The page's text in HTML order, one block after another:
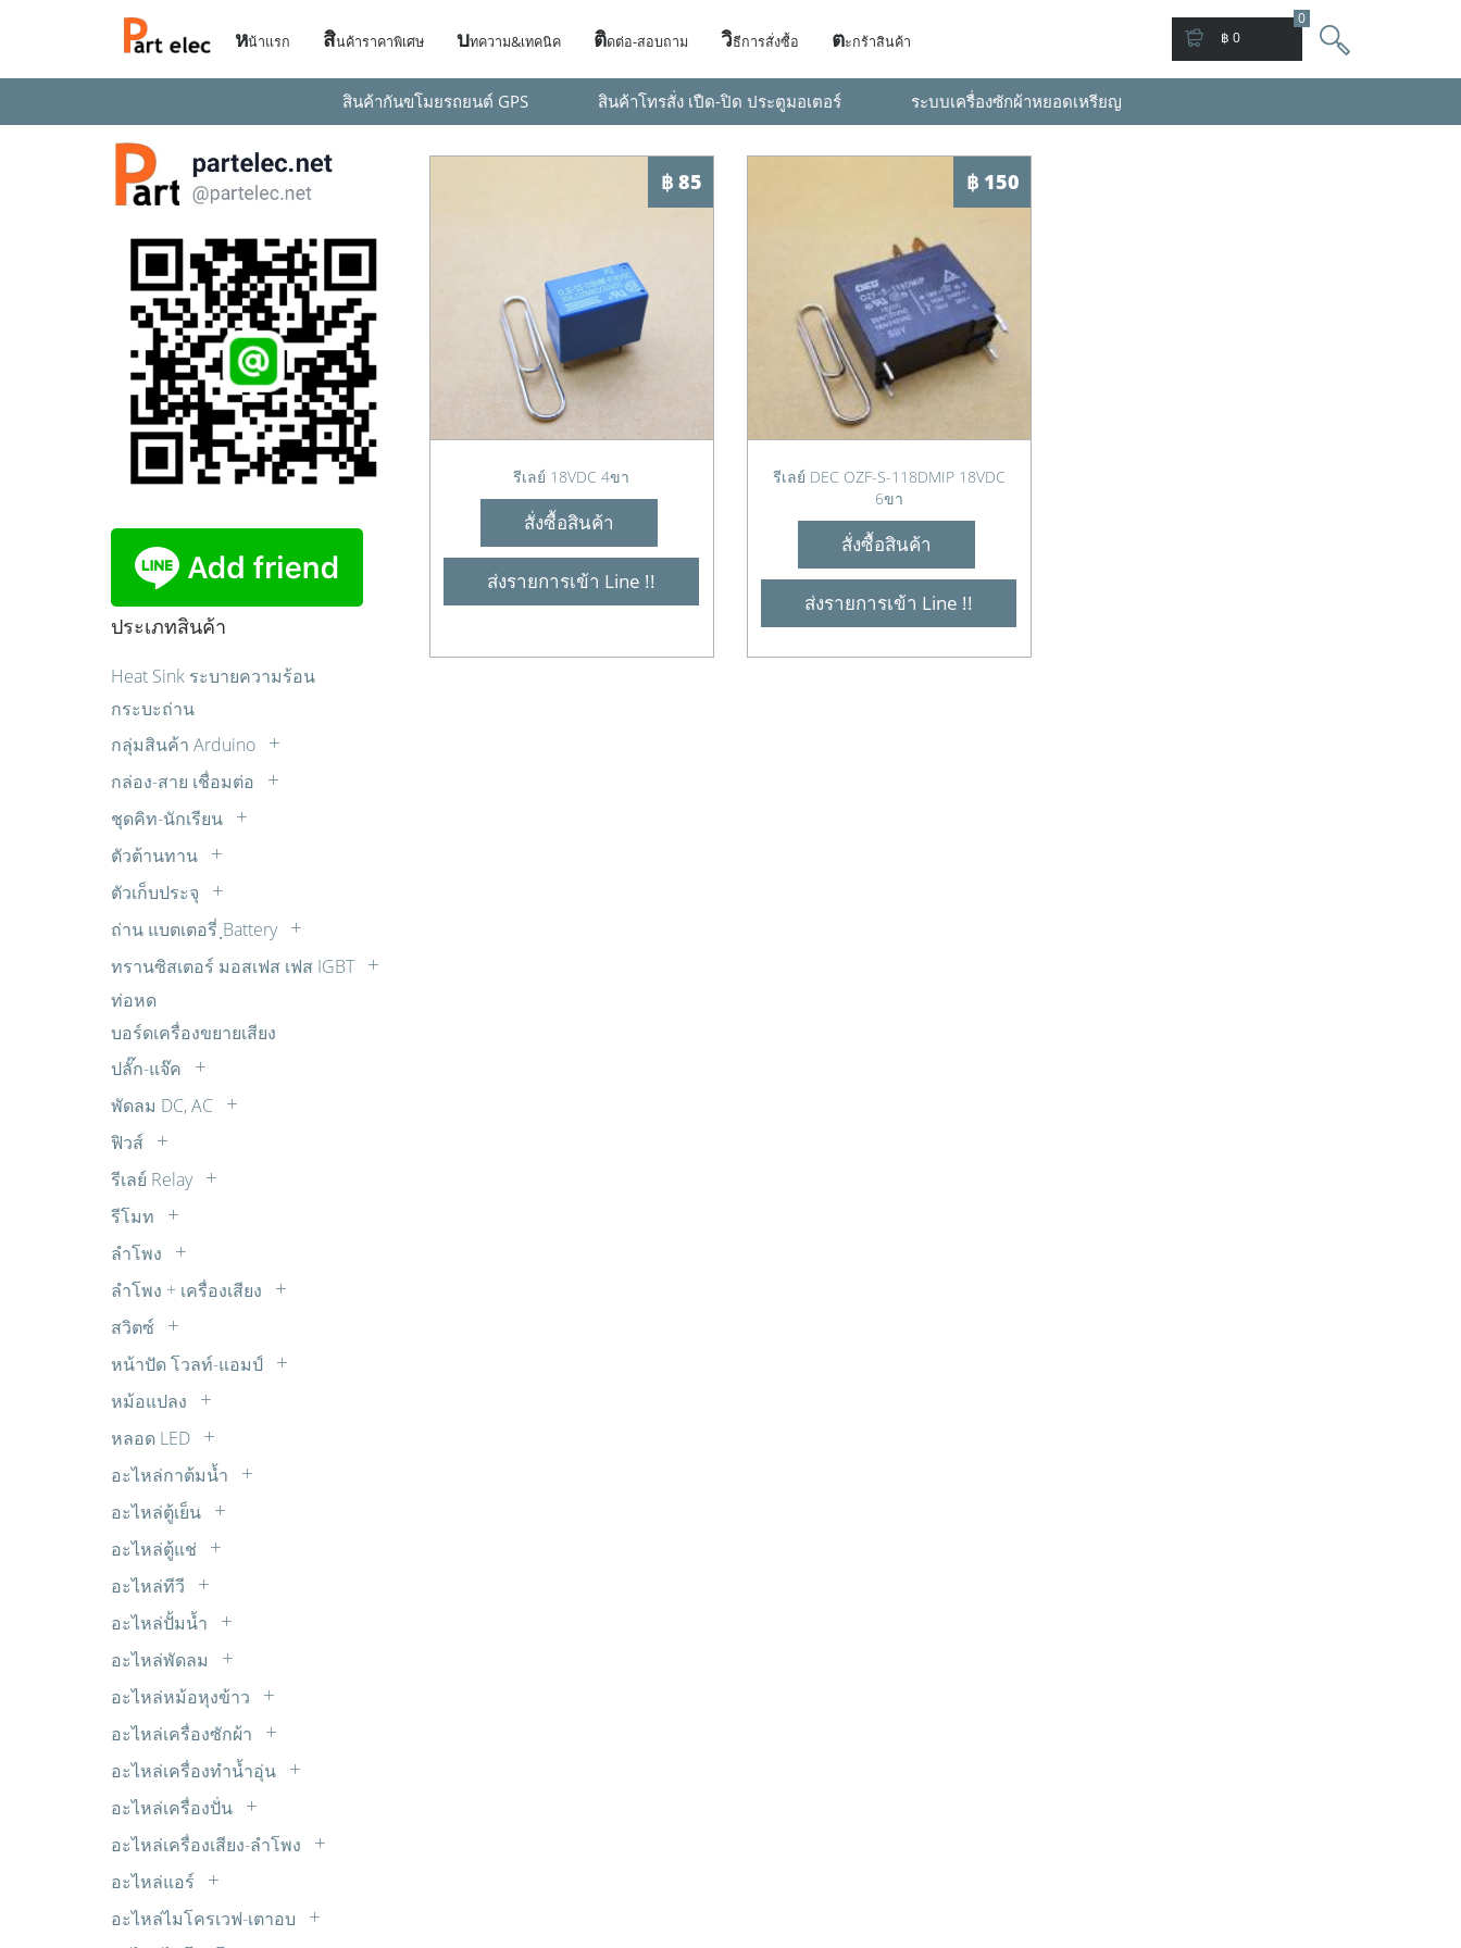
หน้าแรก สินค้าราคาพิเศษ บทความ&เทคนิค ติดต่อ-สอบถาม วิธีการสั่งซื้อ ตะกร้าสินค้า
สินค้ากันขโมยรถยนต์ GPS สินค้าโทรสั่ง เปืด-ปิด ประตูมอเตอร์ ระบบเครื่องซักผ้าหยอดเหรียญ
0
฿ 0
ประเภทสินค้า
Heat Sink ระบายความร้อน
กระบะถ่าน
กลุ่มสินค้า Arduino
Sensor เซ็นเซอร์
บอร์ดขับมอเตอร์
บอร์ดรีเลย์
มอเตอร์ต่างๆ
หน้าจอแสดงผล
กล่อง-สาย เชื่อมต่อ
กล่องแปลงสัญญาณ
สายปลั๊กไฟ AC
สายสัญญาณเสียง AUDIO
สายเพื่อการทดลอง
ชุดคิท-นักเรียน
ควบคุมไฟ AC ด้วยแสง เสียง รีโมท ตั้ง
เวลา
ชุดคิทสำหรับผู้เริ่มต้น
ชุดหุ่นยนต์
ชุดไมโครคอนโทรลเลอร์
พลังงาน โซลาร์เซลล์
วงจรขยายเสียง ปรับแต่งเสียง
วงจรควบคุมความเร็วมอเตอร์ DC
วงจรตัวเลขจัมโบ้ วงจรขับ และไฟกระ
วงจรนาฬิกาและจับเวลา
วงจรบันทึกเสียง
วงจรเสียงต่างๆ จากไอซี OTP
วิทยุรับ-ส่ง FM ไมค์ลอย จูนเนอร์
แหล่งจ่ายไฟ
ไฟกระพริบ ไฟเกมส์
ตัวต้านทาน
LDR
R 10W
R 15W
R 1W
R 20W
R 30W
ตัวต้านทานปรับค่าได้ 30W
ตัวเก็บประจุ
Cap. มอเตอร์สตาร์ท
อิเล็กโตรไลต์
ไมล่าร์
ถ่าน แบตเตอรี่ ฺBattery
ถ่านคาร์บอนซิงค์
ทรานซิสเตอร์ มอสเฟส เฟส IGBT
IGBT
Transistors
TRIAC
ท่อหด
บอร์ดเครื่องขยายเสียง
ปลั๊ก-แจ๊ค
COAX
DC
RCA
RCA ติดแท่น
ตัวแปลง
สเปคคอน
แจ๊ค TR
พัดลม DC, AC
พัดลม AC
พัดลมทั่วไป
ฟิวส์
เทอร์โมฟิวส์
รีเลย์ Relay
รีเลย์ 14V DC
รีเลย์ 18V DC
รีเลย์ 220V AC
รีเลย์ 24V DC
รีเลย์ 6V DC
รีเลย์ 9V DC
รีโมท
รีโมทจานดาวเทียม
รีโมทพัดลม
รีโมทเครื่องเสียง
รีโมทแอร์
ลำโพง
Buzzer บัซเซอร์
ลำโพงเสียงแหลม ทวิตเตอร์ TW
ลำโพง + เครื่องเสียง
สวิตซ์
สวิตซ์กด
สวิตซ์โยก
สวิตซ์ใช้กับสว่าน
ไมโครสวิตซ์
หน้าปัด โวลท์-แอมป์
หน้าปัด AC
หม้อแปลง
หม้อแปลงขดลวด Transformer
อะแด๊ปเตอร์
อินเวอร์เตอร์ INVERTER
หลอด LED
LED 5mm.
อะไหล่กาต้มน้ำ
ฮีทเตอร์กาต้มน้ำ
อะไหล่ตู้เย็น
Timer ตู้เย็น
ขอบยางตู้เย็น
ดีฟรอสใบเมทัล
ฟิลเตอร์-ดรายเออร์
มอเตอร์ตู้เย็น
วาวล์ศร
สวิตซ์ประตูตู้เย็น
ฮีตเตอร์หลอดแก้ว
เซ็นเซอร์ตู้เย็น
เทอร์โมสตัด
แผงระบายความร้อน
อะไหล่ตู้แช่
มอเตอร์พัดลมตู้แช่
อะไหล่ทีวี
ซ๊อกเก็ต TV
ซัพพลาย HAIER
ซัพพลาย JVC
ซัพพลาย LG
ซัพพลาย Panasonic
ซัพพลาย Philips
ซัพพลาย SAMSUNG
ซัพพลาย SHARP
ซัพพลาย SINGER
อะไหล่ปั้มน้ำ
เพรสเชอร์สวิตซ์ปั้มน้ำ
อะไหล่พัดลม
C. พัดลม
มอเตอร์ส่ายรอบช้า
สวิทซ์พัดลม
สเตเตอร์ มอเตอร์พัดลม
เทอร์โมฟิวส์พัดลม
เฟืองต่างๆ
อะไหล่หม้อหุงข้าว
แผ่นอุ่นหม้อหุงข้าว
อะไหล่เครื่องซักผ้า
ขาเหล็กยึดถังซัก
จุกยางปิดท่อน้ำทิ้ง
ชุดหยอดเหรียญ
ซีลยาง
ถุงกรองเศษ
อะไหล่เครื่องทำน้ำอุ่น
VR เครื่องทำน้ำอุ่น
อะไหล่เครื่องปั่น
ยางรองโถเครื่องปั่น
เฟืองเครื่องปั่น
แปลงถ่านเครื่องปั่น
อะไหล่เครื่องเสียง-ลำโพง
ตะแกรงปิดหน้าลำโพง
อะไหล่แอร์
C. แอร์
อะไหล่ไมโครเวฟ-เตาอบ
หัวแม็คนีตรอน
฿ 85
รีเลย์ 18VDC 4ขา
สั่งซื้อสินค้า
ส่งรายการเข้า Line !!
฿ 150
รีเลย์ DEC OZF-S-118DMIP 18VDC
6ขา
สั่งซื้อสินค้า
ส่งรายการเข้า Line !!